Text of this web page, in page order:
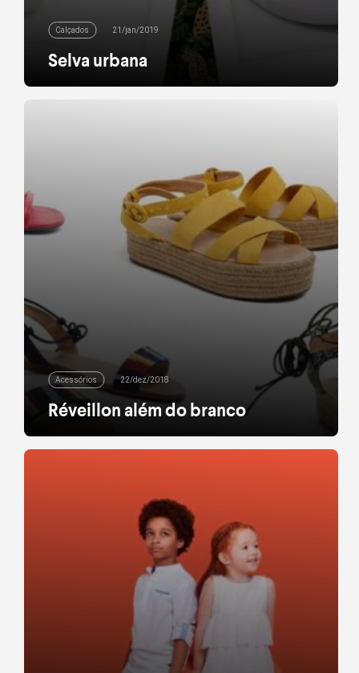
Calçados 21/jan/2019
Selva urbana
Versatilidade. Pode ser que esta não seja a
acabam de chegar para te provar que a […]
Acessórios 22/dez/2018
Réveillon além do branco
Basta uma olhada rápida pelas festas de réveillon
Brasil afora para perceber que o branco domina as
energias para os dias que vem por aí. Se você já